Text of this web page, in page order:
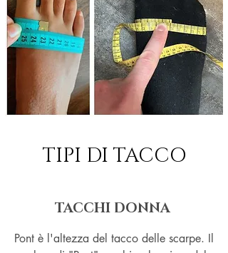
TIPI DI TACCO
TACCHI DONNA
Pont è l'altezza del tacco delle scarpe. Il